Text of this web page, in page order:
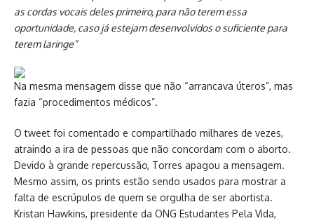
as cordas vocais deles primeiro, para não terem essa
oportunidade, caso já estejam desenvolvidos o suficiente para
terem laringe”
Na mesma mensagem disse que não “arrancava úteros”, mas
fazia “procedimentos médicos”.
O tweet foi comentado e compartilhado milhares de vezes,
atraindo a ira de pessoas que não concordam com o aborto.
Devido à grande repercussão, Torres apagou a mensagem.
Mesmo assim, os prints estão sendo usados para mostrar a
falta de escrúpulos de quem se orgulha de ser abortista.
Kristan Hawkins, presidente da ONG Estudantes Pela Vida,